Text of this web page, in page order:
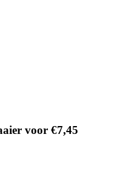
voor €7,45